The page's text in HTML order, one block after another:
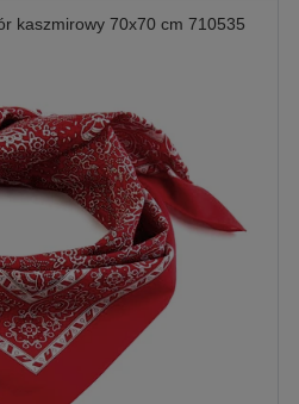
kaszmirowy 70x70 cm 710535